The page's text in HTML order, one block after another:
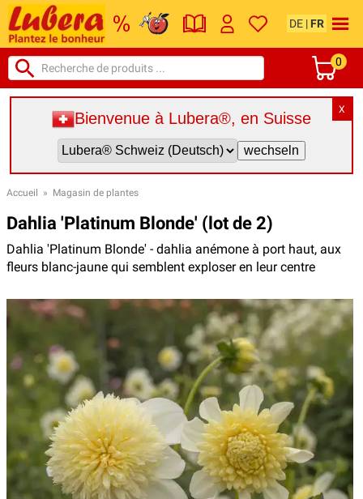
DE | FR
0
X
Bienvenue à Lubera®, en Suisse
Accueil » Magasin de plantes
Dahlia 'Platinum Blonde' (lot de 2)
Dahlia 'Platinum Blonde' - dahlia anémone à port haut, aux
fleurs blanc-jaune qui semblent exploser en leur centre